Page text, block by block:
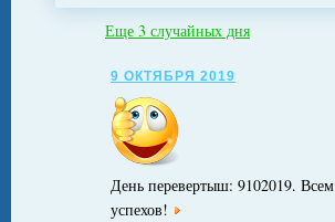
Еще 3 случайных дня
9 ОКТЯБРЯ 2019
День перевертыш: 9102019. Всем
успехов!